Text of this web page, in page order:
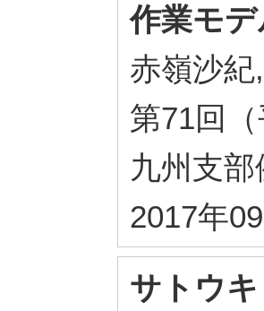
作業モ
赤嶺沙
第71回
九州支
2017年
サトウ